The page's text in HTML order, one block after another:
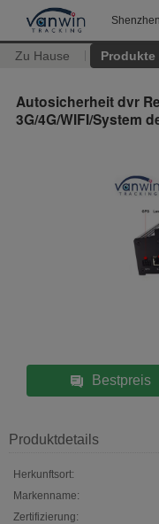
Zu Hause Produkte
Autosicherheit dvr
3G/4G/WIFI/System
Bestpreis
Produktdetails
Herkunftsort:
Markenname:
Zertifizierung: